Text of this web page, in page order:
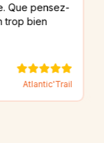
avc des